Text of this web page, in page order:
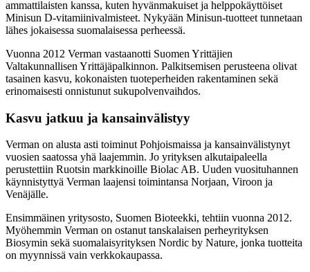
ammattilaisten kanssa, kuten hyvänmakuiset ja helppokäyttöiset
Minisun D-vitamiinivalmisteet. Nykyään Minisun-tuotteet tunnetaan
lähes jokaisessa suomalaisessa perheessä.
Vuonna 2012 Verman vastaanotti Suomen Yrittäjien
Valtakunnallisen Yrittäjäpalkinnon. Palkitsemisen perusteena olivat
tasainen kasvu, kokonaisten tuoteperheiden rakentaminen sekä
erinomaisesti onnistunut sukupolvenvaihdos.
Kasvu jatkuu ja kansainvälistyy
Verman on alusta asti toiminut Pohjoismaissa ja kansainvälistynyt
vuosien saatossa yhä laajemmin. Jo yrityksen alkutaipaleella
perustettiin Ruotsin markkinoille Biolac AB. Uuden vuosituhannen
käynnistyttyä Verman laajensi toimintansa Norjaan, Viroon ja
Venäjälle.
Ensimmäinen yritysosto, Suomen Bioteekki, tehtiin vuonna 2012.
Myöhemmin Verman on ostanut tanskalaisen perheyrityksen
Biosymin sekä suomalaisyrityksen Nordic by Nature, jonka tuotteita
on myynnissä vain verkkokaupassa.